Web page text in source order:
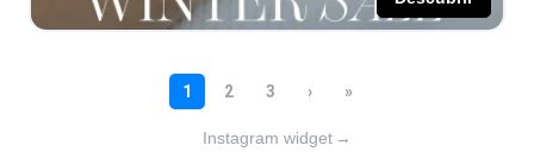
Instagram widget →